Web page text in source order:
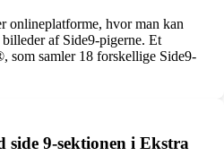
onlineplatforme, hvor man kan
af Side9-pigerne. Et
som samler 18 forskellige Side9-
side 9-sektionen i Ekstra